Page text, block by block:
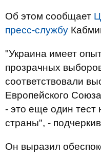
Об этом сообщает
пресс-службу
"Украина имеет
прозрачных
соответствовали
Европейского
- это еще один тест
страны", -
Он выразил